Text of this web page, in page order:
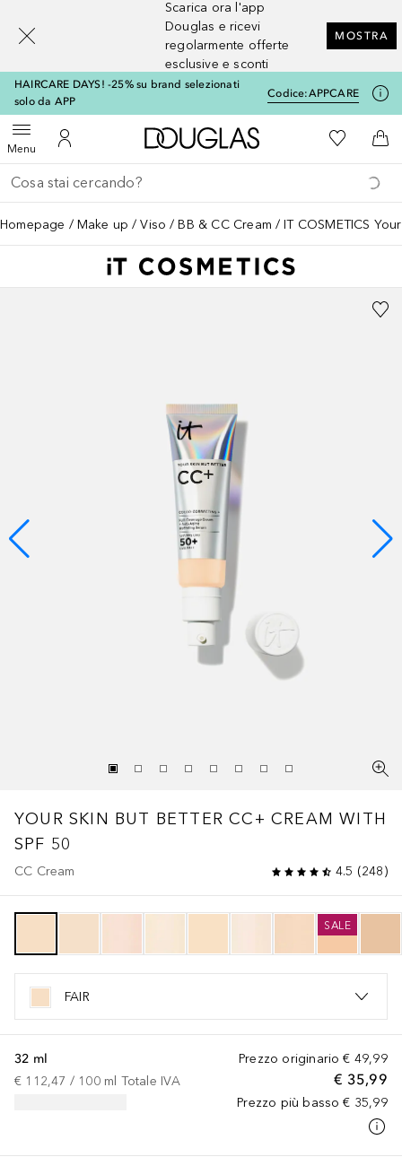
Scarica ora l'app
Douglas e ricevi
regolarmente offerte
esclusive e sconti
MOSTRA
HAIRCARE DAYS! -25% su brand selezionati
solo da APP
Codice:APPCARE
MenuApri menuAl Mio Account
A Douglas HomeAlla Mia
Al
Torna indietro
Esegui ricerca
Homepage Make up Viso BB & CC Cream IT COSMETICS
YOUR SKIN BUT BETTER CC+ CREAM WITH
SPF 50
CC Cream 4.5 (248)
SALE
FAIR
Prezzo originario € 49,99
€ 35,99
Prezzo più basso € 35,99
32 ml
€ 112,47 / 100 ml Totale IVA
[navigation.slideout.screenreader]